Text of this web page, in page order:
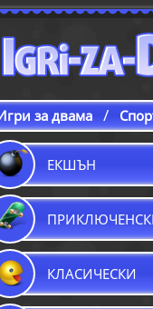
за двама /
ЕКШЪН
КЛАСИЧЕСКИ